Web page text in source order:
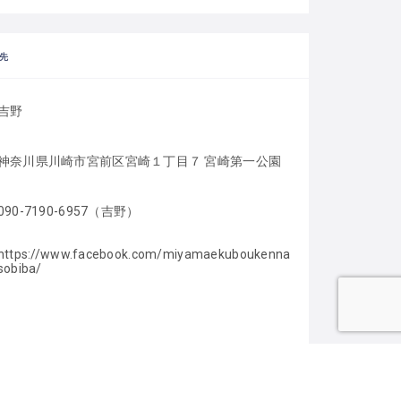
野
奈川県川崎市宮前区宮崎１丁目７ 宮崎第一公園
7190-6957（吉野）
www.facebook.com/miyamaekuboukenna